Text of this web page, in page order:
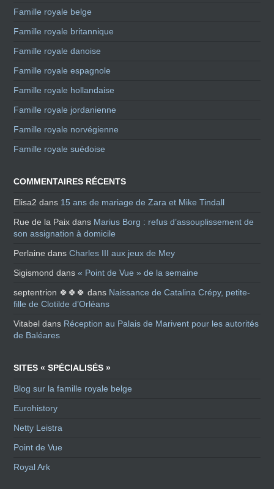
Famille royale belge
Famille royale britannique
Famille royale danoise
Famille royale espagnole
Famille royale hollandaise
Famille royale jordanienne
Famille royale norvégienne
Famille royale suédoise
COMMENTAIRES RÉCENTS
Elisa2 dans 15 ans de mariage de Zara et Mike Tindall
Rue de la Paix dans Marius Borg : refus d’assouplissement de
son assignation à domicile
Perlaine dansCharles III aux jeux de Mey
Sigismond dans« Point de Vue » de la semaine
septentrion 🍀🍀🍀 dans Naissance de Catalina Crépy, petite-
fille de Clotilde d’Orléans
Vitabel dans Réception au Palais de Marivent pour les autorités
de Baléares
SITES « SPÉCIALISÉS »
Blog sur la famille royale belge
Eurohistory
Netty Leistra
Point de Vue
Royal Ark